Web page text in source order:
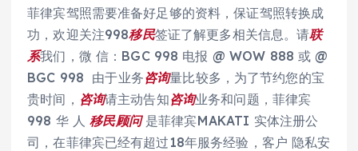
菲律宾驾照需要准备好足够的资料，保证驾照转换成
功，欢迎关注998移民签证了解更多相关信息。请联
系我们，微 信：BGC 998 电报 @ WOW 888 或 @
BGC 998 由于业务咨询量比较多，为了节约您的宝
贵时间， 咨询请主动告知咨询业务和问题，菲律宾
998 华 人移民顾问是菲律宾MAKATI 实体注册公
司，在菲律宾已经有超过18年服务经验，客户 隐私安